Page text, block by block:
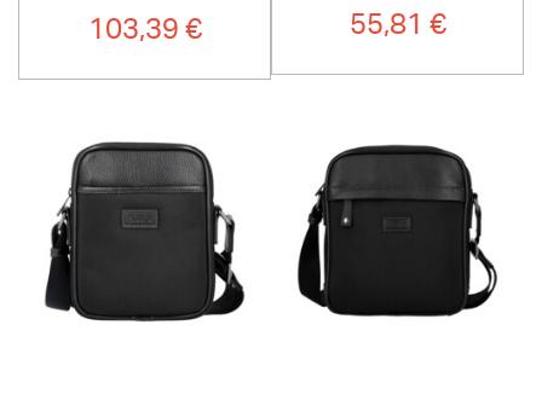
103,39 € 55,81 €